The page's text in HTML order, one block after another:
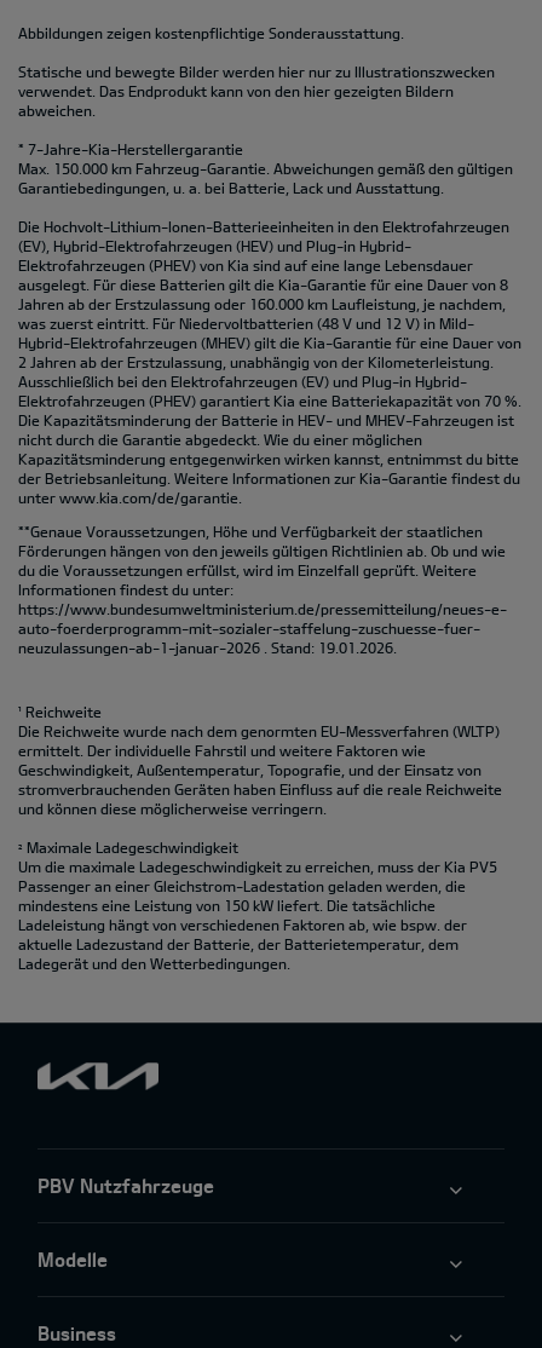
Abbildungen zeigen kostenpflichtige Sonderausstattung.
Statische und bewegte Bilder werden hier nur zu Illustrationszwecken
verwendet. Das Endprodukt kann von den hier gezeigten Bildern
abweichen.
* 7-Jahre-Kia-Herstellergarantie
Max. 150.000 km Fahrzeug-Garantie. Abweichungen gemäß den gültigen
Garantiebedingungen, u. a. bei Batterie, Lack und Ausstattung.
Die Hochvolt-Lithium-Ionen-Batterieeinheiten in den Elektrofahrzeugen
(EV), Hybrid-Elektrofahrzeugen (HEV) und Plug-in Hybrid-
Elektrofahrzeugen (PHEV) von Kia sind auf eine lange Lebensdauer
ausgelegt. Für diese Batterien gilt die Kia-Garantie für eine Dauer von 8
Jahren ab der Erstzulassung oder 160.000 km Laufleistung, je nachdem,
was zuerst eintritt. Für Niedervoltbatterien (48 V und 12 V) in Mild-
Hybrid-Elektrofahrzeugen (MHEV) gilt die Kia-Garantie für eine Dauer von
2 Jahren ab der Erstzulassung, unabhängig von der Kilometerleistung.
Ausschließlich bei den Elektrofahrzeugen (EV) und Plug-in Hybrid-
Elektrofahrzeugen (PHEV) garantiert Kia eine Batteriekapazität von 70 %.
Die Kapazitätsminderung der Batterie in HEV- und MHEV-Fahrzeugen ist
nicht durch die Garantie abgedeckt. Wie du einer möglichen
Kapazitätsminderung entgegenwirken wirken kannst, entnimmst du bitte
der Betriebsanleitung. Weitere Informationen zur Kia-Garantie findest du
unter www.kia.com/de/garantie.
**Genaue Voraussetzungen, Höhe und Verfügbarkeit der staatlichen
Förderungen hängen von den jeweils gültigen Richtlinien ab. Ob und wie
du die Voraussetzungen erfüllst, wird im Einzelfall geprüft. Weitere
Informationen findest du unter:
https://www.bundesumweltministerium.de/pressemitteilung/neues-e-
auto-foerderprogramm-mit-sozialer-staffelung-zuschuesse-fuer-
neuzulassungen-ab-1-januar-2026 . Stand: 19.01.2026.
¹ Reichweite
Die Reichweite wurde nach dem genormten EU-Messverfahren (WLTP)
ermittelt. Der individuelle Fahrstil und weitere Faktoren wie
Geschwindigkeit, Außentemperatur, Topografie‚ und der Einsatz von
stromverbrauchenden Geräten haben Einfluss auf die reale Reichweite
und können diese möglicherweise verringern.
2
Maximale Ladegeschwindigkeit
Um die maximale Ladegeschwindigkeit zu erreichen, muss der Kia PV5
Passenger an einer Gleichstrom-Ladestation geladen werden, die
mindestens eine Leistung von 150 kW liefert. Die tatsächliche
Ladeleistung hängt von verschiedenen Faktoren ab, wie bspw. der
aktuelle Ladezustand der Batterie, der Batterietemperatur, dem
Ladegerät und den Wetterbedingungen.
PBV Nutzfahrzeuge
Modelle
Business